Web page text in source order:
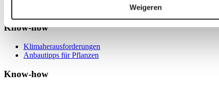
Weigeren
Know-how
Klimaherausforderungen
Anbautipps für Pflanzen
Know-how